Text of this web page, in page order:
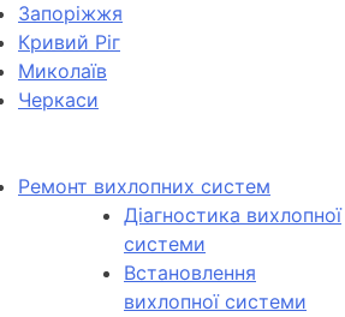
Запоріжжя
Кривий Ріг
Миколаїв
Черкаси
Ремонт вихлопних систем
Діагностика вихлопної
системи
Встановлення
вихлопної системи